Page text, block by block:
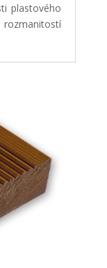
plastového